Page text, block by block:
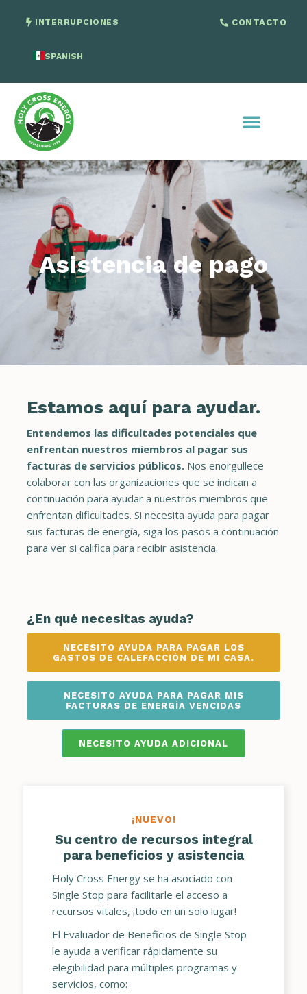
INTERRUPCIONES CONTACTO
SPANISH
Asistencia de pago
Estamos aquí para ayudar.
Entendemos las dificultades potenciales que
enfrentan nuestros miembros al pagar sus
facturas de servicios públicos. Nos enorgullece
colaborar con las organizaciones que se indican a
continuación para ayudar a nuestros miembros que
enfrentan dificultades. Si necesita ayuda para pagar
sus facturas de energía, siga los pasos a continuación
para ver si califica para recibir asistencia.
¿En qué necesitas ayuda?
NECESITO AYUDA PARA PAGAR LOS
GASTOS DE CALEFACCIÓN DE MI CASA.
NECESITO AYUDA PARA PAGAR MIS
FACTURAS DE ENERGÍA VENCIDAS
NECESITO AYUDA ADICIONAL
¡NUEVO!
Su centro de recursos integral
para beneficios y asistencia
Holy Cross Energy se ha asociado con
Single Stop para facilitarle el acceso a
recursos vitales, ¡todo en un solo lugar!
El Evaluador de Beneficios de Single Stop
le ayuda a verificar rápidamente su
elegibilidad para múltiples programas y
servicios, como: